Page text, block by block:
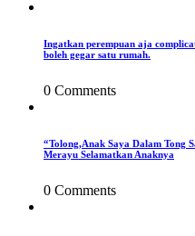
Ingatkan perempuan aja
boleh gegar satu rumah.
0 Comments
“Tolong,Anak Saya Dalam Tong
Merayu Selamatkan Anaknya
0 Comments